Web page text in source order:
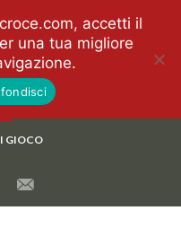
GIOCO
accetti il
una tua migliore